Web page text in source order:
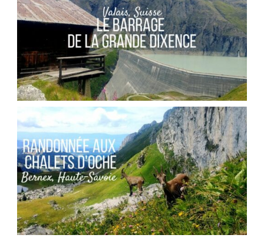
SUISSE // LE BARRAGE DE LA GRANDE
DIXENCE
Audrey Blog,Europe